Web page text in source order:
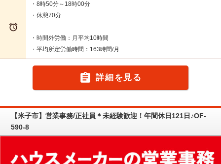

・8時50分～18時00分
・休憩70分
・時間外労働：月平均10時間
・平均所定労働時間：163時間/月
 詳細を見る
【米子市】営業事務/正社員＊未経験歓迎！年間休日121日♪OF-
590-8